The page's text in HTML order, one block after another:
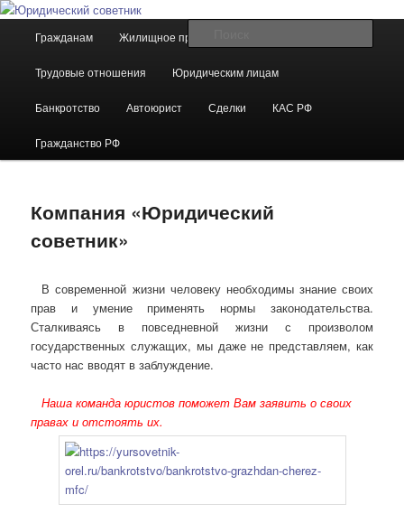
Перейти
основному
содержимому
Юридический советник
Юридическая помощь гражданам, индивидуальным предпринимателям
Гражданам Жилищное право
Трудовые отношения Юридическим лицам
Банкротство Автоюрист Сделки КАС РФ
Гражданство РФ
Компания «Юридический
советник»
В современной жизни человеку необходимы знание своих
прав и умение применять нормы законодательства.
Сталкиваясь в повседневной жизни с произволом
государственных служащих, мы даже не представляем, как
часто нас вводят в заблуждение.
Наша команда юристов поможет Вам заявить о своих
правах и отстоять их.